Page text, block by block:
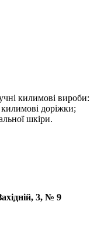
килимові вироби:
доріжки;
шкіри.
3, № 9